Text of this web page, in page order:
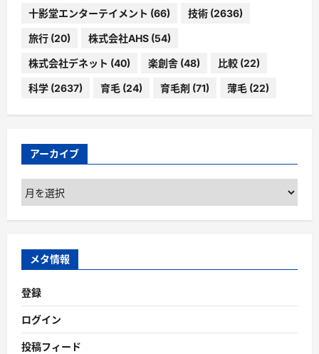
十影堂エンターテイメント (66) 技術 (2636)
旅行 (20) 株式会社AHS (54)
株式会社デネット (40) 楽創舎 (48) 比較 (22)
科学 (2637) 育毛 (24) 育毛剤 (71) 薄毛 (22)
アーカイブ
ア
ー
カ
ブ
メタ情報
登録
ログイン
投稿フィード